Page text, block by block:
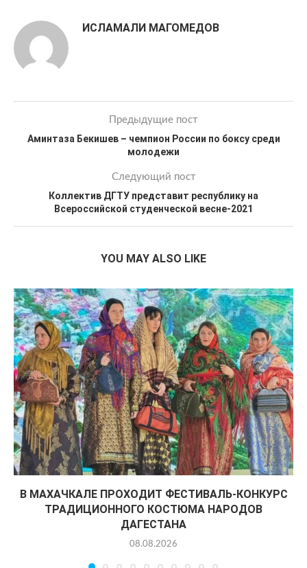
ИСЛАМАЛИ МАГОМЕДОВ
Предыдущие пост
Аминтаза Бекишев – чемпион России по боксу среди
молодежи
Следующий пост
Коллектив ДГТУ представит республику на
Всероссийской студенческой весне-2021
YOU MAY ALSO LIKE
В МАХАЧКАЛЕ ПРОХОДИТ ФЕСТИВАЛЬ-КОНКУРС
ТРАДИЦИОННОГО КОСТЮМА НАРОДОВ
ДАГЕСТАНА
08.08.2026